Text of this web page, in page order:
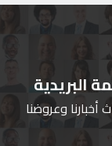
البريدية
وعروضنا